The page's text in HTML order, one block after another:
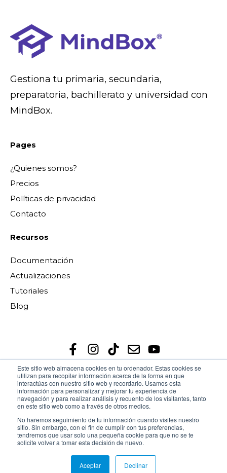
Este sitio web almacena cookies en tu ordenador. Estas cookies se
utilizan para recopilar información acerca de la forma en que
interactúas con nuestro sitio web y recordarlo. Usamos esta
información para personalizar y mejorar tu experiencia de
navegación y para realizar análisis y recuento de los visitantes, tanto
en este sitio web como a través de otros medios.
No haremos seguimiento de tu información cuando visites nuestro
sitio. Sin embargo, con el fin de cumplir con tus preferencias,
tendremos que usar solo una pequeña cookie para que no se te
solicite volver a tomar esta decisión de nuevo.
Aceptar Declinar
Gestiona tu primaria, secundaria,
preparatoria, bachillerato y universidad con
MindBox.
Pages
¿Quienes somos?
Precios
Políticas de privacidad
Contacto
Recursos
Documentación
Actualizaciones
Tutoriales
Blog
de C.V.
Copyright © 2026, MindBox